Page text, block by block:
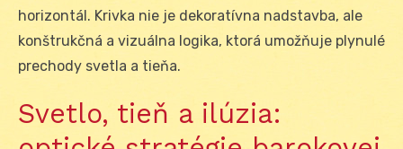
horizontál. Krivka nie je dekoratívna nadstavba, ale
konštrukčná a vizuálna logika, ktorá umožňuje plynulé
prechody svetla a tieňa.
Svetlo, tieň a ilúzia: